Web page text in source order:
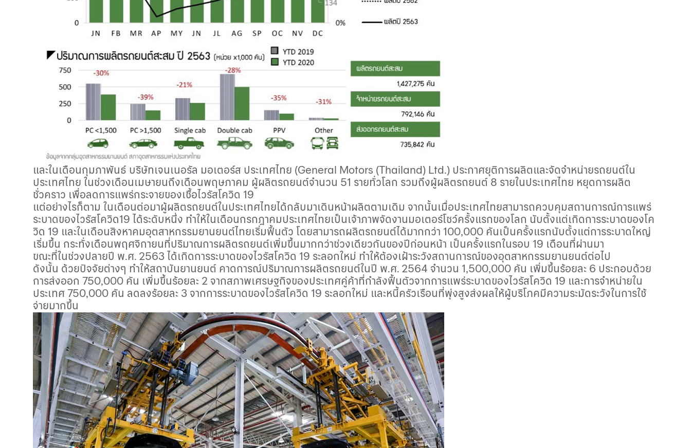
และในเดือนกุมภาพันธ์ บริษัทเจนเนอรัล มอเตอร์ส ประเทศไทย (General Motors (Thailand) Ltd.) ประกาศยุติการผลิตและจัดจำหน่ายรถยนต์ใน
ประเทศไทย ในช่วงเดือนเมษายนถึงเดือนพฤษภาคม ผู้ผลิตรถยนต์จำนวน 51 รายทั่วโลก รวมถึงผู้ผลิตรถยนต์ 8 รายในประเทศไทย หยุดการผลิต
ชั่วคราว เพื่อลดการแพร่กระจายของเชื้อไวรัสโควิด 19
แต่อย่างไรก็ตาม ในเดือนต่อมาผู้ผลิตรถยนต์ในประเทศไทยได้กลับมาเดินหน้าผลิตตามเดิม จากนั้นเมื่อประเทศไทยสามารถควบคุมสถานการณ์การแพร่
ระบาดของไวรัสโควิด19 ได้ระดับหนึ่ง ทำให้ในเดือนกรกฎาคมประเทศไทยเป็นเจ้าภาพจัดงานมอเตอร์โชว์ครั้งแรกของโลก นับตั้งแต่เกิดการระบาดของโค
วิด 19 และในเดือนสิงหาคมอุตสาหกรรมยานยนต์ไทยเริ่มฟื้นตัว โดยสามารถผลิตรถยนต์ได้มากกว่า 100,000 คันเป็นครั้งแรกนับตั้งแต่การระบาดใหญ่
เริ่มขึ้น กระทั่งเดือนพฤศจิกายนที่ปริมาณการผลิตรถยนต์เพิ่มขึ้นมากกว่าช่วงเดียวกันของปีก่อนหน้า เป็นครั้งแรกในรอบ 19 เดือนที่ผ่านมา
ขณะที่ในช่วงปลายปี พ.ศ. 2563 ได้เกิดการระบาดของไวรัสโควิด 19 ระลอกใหม่ ทำให้ต้องเฝ้าระวังสถานการณ์ของอุตสาหกรรมยานยนต์ต่อไป
ดังนั้น ด้วยปัจจัยต่างๆ ทำให้สถาบันยานยนต์ คาดการณ์ปริมาณการผลิตรถยนต์ในปี พ.ศ. 2564 จำนวน 1,500,000 คัน เพิ่มขึ้นร้อยละ 6 ประกอบด้วย
การส่งออก 750,000 คัน เพิ่มขึ้นร้อยละ 2 จากสภาพเศรษฐกิจของประเทศคู่ค้าที่กำลังฟื้นตัวจากการแพร่ระบาดของไวรัสโควิด 19 และการจำหน่ายใน
ประเทศ 750,000 คัน ลดลงร้อยละ 3 จากการระบาดของไวรัสโควิด 19 ระลอกใหม่ และหนี้ครัวเรือนที่พุ่งสูงส่งผลให้ผู้บริโภคมีความระมัดระวังในการใช้
จ่ายมากขึ้น